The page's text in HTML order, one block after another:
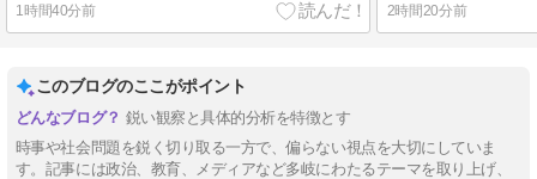
1時間40分前 2時間20分前
このブログのここがポイント
鋭い観察と具体的分析を特徴とす
時事や社会問題を鋭く切り取る一方で、偏らない視点を大切にしていま
す。記事には政治、教育、メディアなど多岐にわたるテーマを取り上げ、